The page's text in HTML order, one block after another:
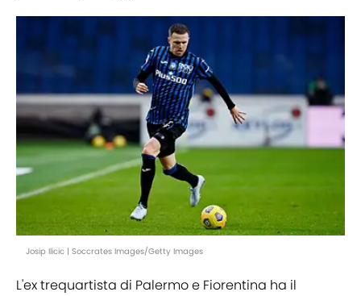
Josip Ilicic | Soccrates Images/Getty Images
L'ex trequartista di Palermo e Fiorentina ha il